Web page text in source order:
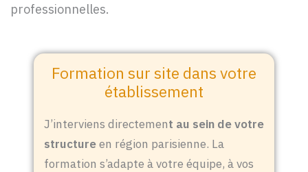
professionnelles.
Formation sur site dans votre
établissement
J’interviens directement au sein de votre
structureen région parisienne. La
formation s’adapte à votre équipe, à vos